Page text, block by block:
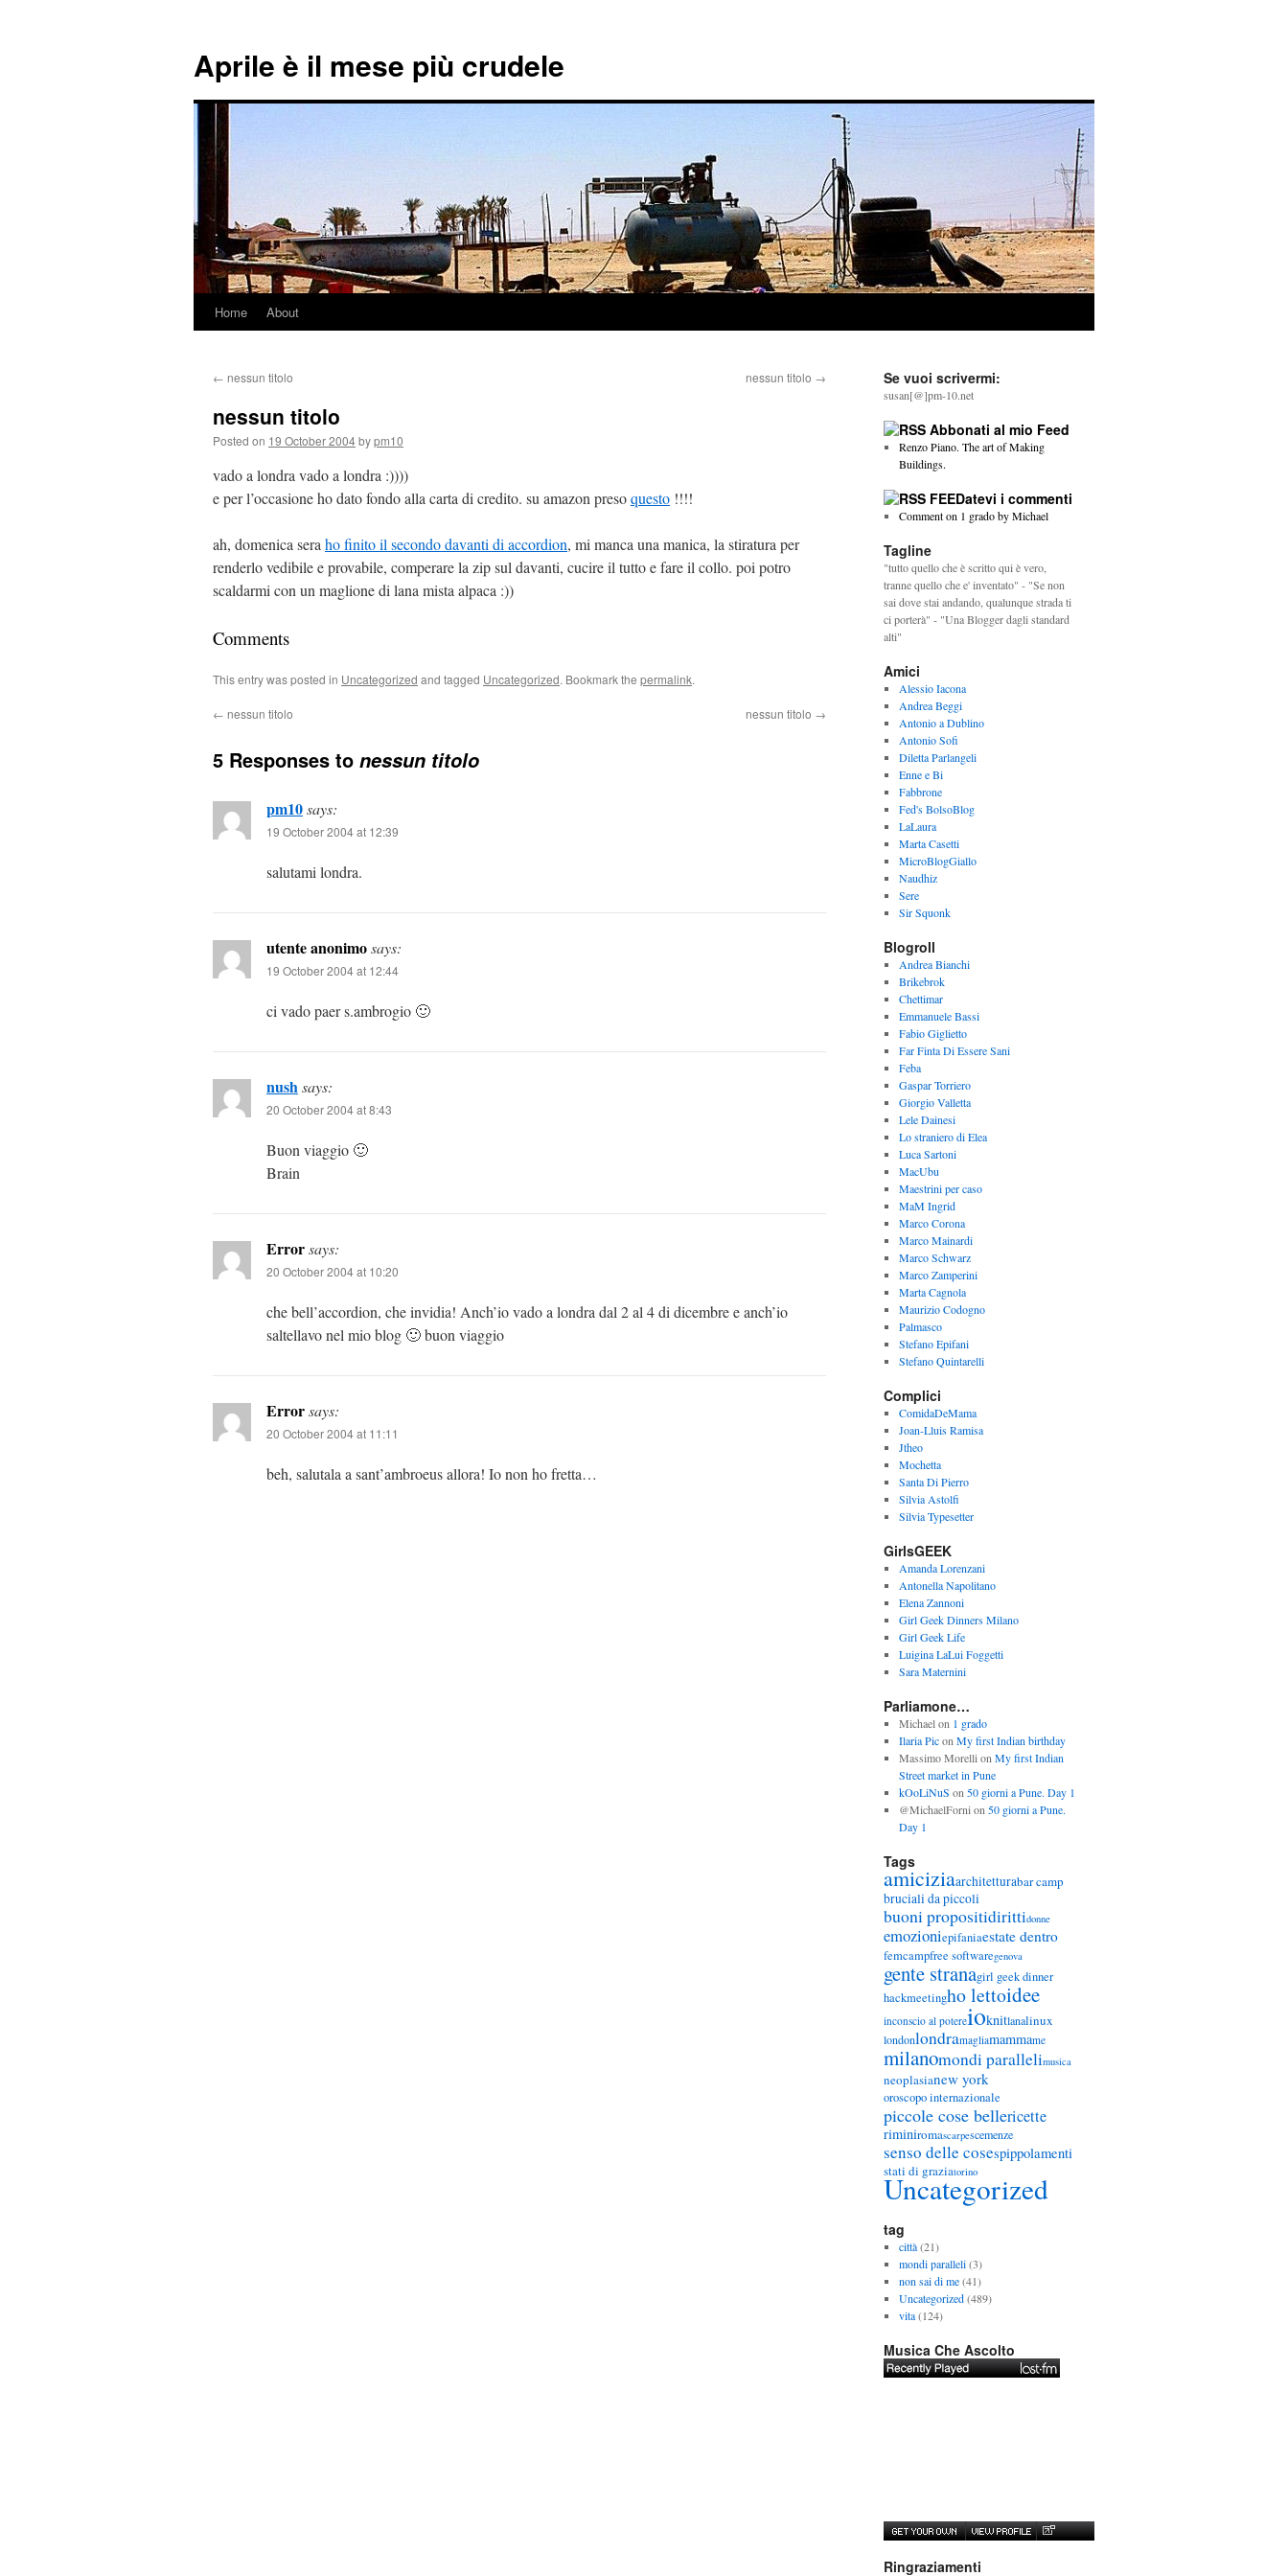
Aprile è il mese più crudele
Skip
content
Home About
← nessun titolo nessun titolo →
nessun titolo
Posted on 19 October 2004bypm10
vado a londra vado a londra :))))
e per l’occasione ho dato fondo alla carta di credito. su amazon presoquesto !!!!
ah, domenica sera ho finito il secondo davanti di accordion, mi manca una manica, la stiratura per
renderlo vedibile e provabile, comperare la zip sul davanti, cucire il tutto e fare il collo. poi potro
scaldarmi con un maglione di lana mista alpaca :))
Comments
This entry was posted in Uncategorized and tagged Uncategorized. Bookmark the permalink.
← nessun titolo nessun titolo →
5 Responses to nessun titolo
pm10says:
19 October 2004 at 12:39
salutami londra.
utente anonimosays:
19 October 2004 at 12:44
ci vado paer s.ambrogio 🙂
nushsays:
20 October 2004 at 8:43
Buon viaggio 🙂
Brain
Errorsays:
20 October 2004 at 10:20
che bell’accordion, che invidia! Anch’io vado a londra dal 2 al 4 di dicembre e anch’io
saltellavo nel mio blog 🙂 buon viaggio
Errorsays:
20 October 2004 at 11:11
beh, salutala a sant’ambroeus allora! Io non ho fretta…
Se vuoi scrivermi:
susan[@]pm-10.net
Abbonati al mio Feed
Renzo Piano. The art of Making
Buildings.
FEEDatevi i commenti
Comment on 1 grado by Michael
Tagline
"tutto quello che è scritto qui è vero,
tranne quello che e' inventato" - "Se non
sai dove stai andando, qualunque strada ti
ci porterà" - "Una Blogger dagli standard
alti"
Amici
Alessio Iacona
Andrea Beggi
Antonio a Dublino
Antonio Sofi
Diletta Parlangeli
Enne e Bi
Fabbrone
Fed's BolsoBlog
LaLaura
Marta Casetti
MicroBlogGiallo
Naudhiz
Sere
Sir Squonk
Blogroll
Andrea Bianchi
Brikebrok
Chettimar
Emmanuele Bassi
Fabio Giglietto
Far Finta Di Essere Sani
Feba
Gaspar Torriero
Giorgio Valletta
Lele Dainesi
Lo straniero di Elea
Luca Sartoni
MacUbu
Maestrini per caso
MaM Ingrid
Marco Corona
Marco Mainardi
Marco Schwarz
Marco Zamperini
Marta Cagnola
Maurizio Codogno
Palmasco
Stefano Epifani
Stefano Quintarelli
Complici
ComidaDeMama
Joan-Lluis Ramisa
Jtheo
Mochetta
Santa Di Pierro
Silvia Astolfi
Silvia Typesetter
GirlsGEEK
Amanda Lorenzani
Antonella Napolitano
Elena Zannoni
Girl Geek Dinners Milano
Girl Geek Life
Luigina LaLui Foggetti
Sara Maternini
Parliamone…
Michaelon 1 grado
Ilaria Picon My first Indian birthday
Massimo Morelli on My first Indian
Street market in Pune
kOoLiNuS on 50 giorni a Pune. Day 1
@MichaelForni on 50 giorni a Pune.
Day 1
Tags
amiciziaarchitetturabar camp
bruciali da piccoli
buoni propositidirittidonne
emozioniepifaniaestate dentro
femcampfree softwaregenova
gente stranagirl geek dinner
hackmeetingho lettoidee
inconscio al potereioknitlanalinux
londonlondramagliamammame
milanomondi parallelimusica
neoplasianew york
oroscopo internazionale
piccole cose bellericette
riminiromascarpescemenze
senso delle cosespippolamenti
stati di graziatorino
Uncategorized
tag
città(21)
mondi paralleli(3)
non sai di me(41)
Uncategorized(489)
vita(124)
Musica Che Ascolto
Ringraziamenti